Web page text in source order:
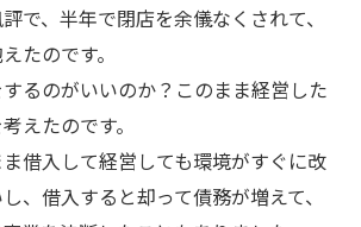
で、半年で閉店を余儀なくされて、
たのです。
るのがいいのか？このまま経営した
えたのです。
借入して経営しても環境がすぐに改
、借入すると却って債務が増えて、